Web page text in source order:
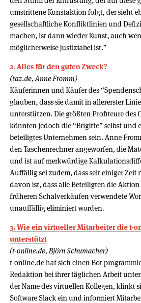
umstrittene Kunstaktion folgt, der sieht
gesellschaftliche Konfliktlinien und
machen, ist dann wieder Kunst, auch
möglicherweise justiziabel ist.”
2. Alles für den guten Zweck?
(taz.de, Anne Fromm)
Käuferinnen und Käufer des
glauben, dass sie damit in allererster
unterstützen. Die größten Profiteure des
könnten jedoch die “Brigitte” selbst und
beteiligtes Unternehmen sein. Anne
den Taschenrechner angeworfen, die
und ist auf merkwürdige
Auffällig sei zudem, dass seit einiger Zeit
davon ist, dass alle Beteiligten die
früheren Schalverkäufen verwendete
unauffällig eliminiert worden.
3. Wie ein virtueller Mitarbeiter die t-
unterstützt
(t-online.de, Björn Schumacher)
t-online.de hat sich einen Bot
Redaktion bei ihrer täglichen Arbeit
der Name des virtuellen Kollegen, klinkt
Software Slack ein und informiert